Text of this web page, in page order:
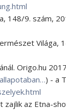
148/9. szám,
Világa,
Origo.hu
) - a
az Etna-